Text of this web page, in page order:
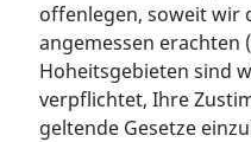
offenlegen, soweit wir
angemessen erachten
Hoheitsgebieten sind
verpflichtet, Ihre
geltende Gesetze